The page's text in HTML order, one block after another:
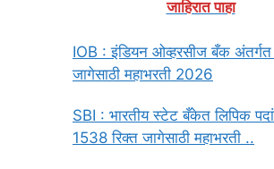
जाहिरात पाहा
IOB : इंडियन ओव्हरसीज बँक
जागेसाठी महाभरती 2026
SBI : भारतीय स्टेट बँकेत लिपिक
1538 रिक्त जागेसाठी महाभरती ..